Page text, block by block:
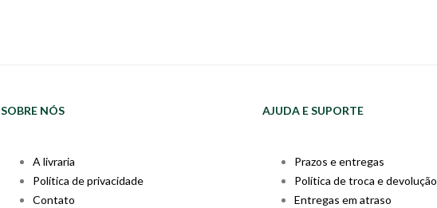
SOBRE NÓS
A livraria
Política de privacidade
Contato
AJUDA E SUPORTE
Prazos e entregas
Política de troca e devolução
Entregas em atraso